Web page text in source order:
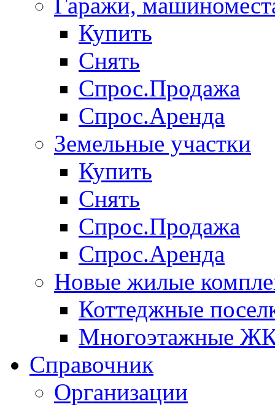
Купить
Снять
Спрос.Продажа
Спрос.Аренда
Земельные участки
Купить
Снять
Спрос.Продажа
Спрос.Аренда
Новые жилые
Коттеджные
Многоэтажные
Справочник
Организации